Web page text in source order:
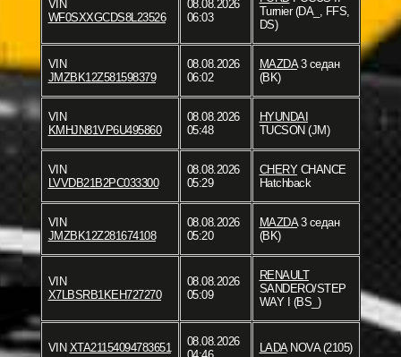
VIN
WF0SXXGCDS8L23526
08.08.2026
06:03
Turnier (DA_, FFS,
DS)
VIN
JMZBK12Z581598379
08.08.2026
06:02
MAZDA3 седан
(BK)
VIN
KMHJN81VP6U495860
08.08.2026
05:48
HYUNDAI
TUCSON (JM)
VIN
LVVDB21B2PC033300
08.08.2026
05:29
CHERYCHANCE
Hatchback
VIN
JMZBK12Z281674108
08.08.2026
05:20
MAZDA3 седан
(BK)
VIN
X7LBSRB1KEH727270
08.08.2026
05:09
RENAULT
SANDERO/STEP
WAY I (BS_)
VIN XTA21154094783651
08.08.2026
LADANOVA (2105)